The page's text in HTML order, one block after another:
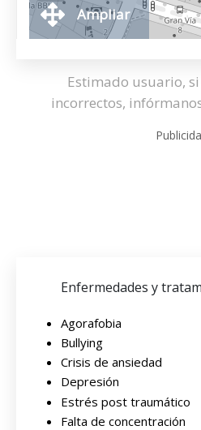
Ampliar
Estimado usuario,
incorrectos,
Enfermedades y
Agorafobia
Bullying
Crisis de ansiedad
Depresión
Estrés post traumático
Falta de concentración